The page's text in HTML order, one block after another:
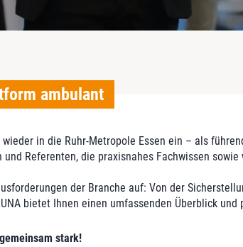
ambulant
in die Ruhr-Metropole Essen ein – als
Referenten, die praxisnahes Fachwissen
der Branche auf: Von der
bietet Ihnen einen umfassenden Überblick
stark!